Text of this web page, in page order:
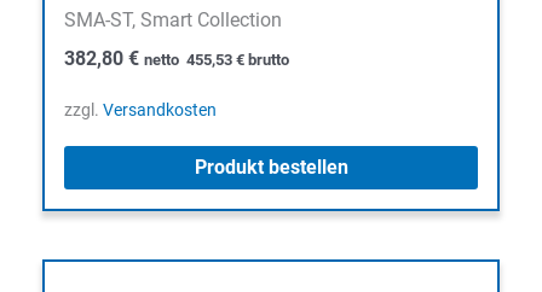
SMA-ST, Smart Collection
382,80 € netto 455,53 € brutto
zzgl. Versandkosten
Produkt bestellen